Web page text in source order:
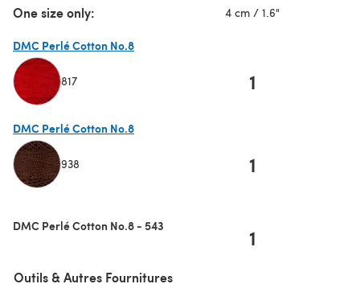
One size only: 4 cm / 1.6"
DMC Perlé Cotton No.8
817 1
DMC Perlé Cotton No.8
938 1
DMC Perlé Cotton No.8 - 543 1
Outils & Autres Fournitures